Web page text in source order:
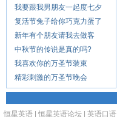
我要跟我男朋友一起度七夕
复活节兔子给你巧克力蛋了
新年有个朋友请我去做客
中秋节的传说是真的吗?
我喜欢你的万圣节装束
精彩刺激的万圣节晚会
恒星英语 恒星英语论坛 英语口语